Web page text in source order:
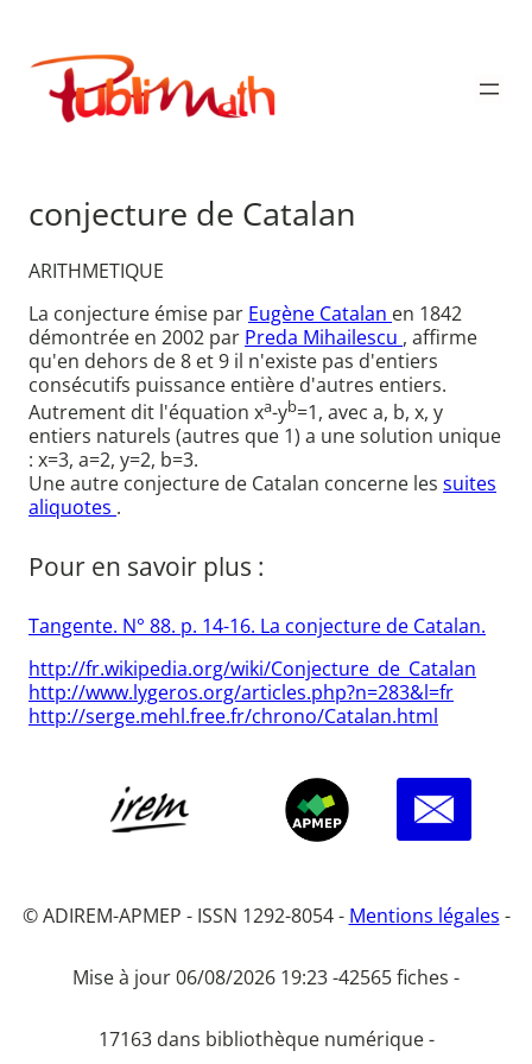
contenu
Publimath
conjecture de Catalan
ARITHMETIQUE
La conjecture émise par Eugène Catalan en 1842
démontrée en 2002 par Preda Mihailescu , affirme
qu'en dehors de 8 et 9 il n'existe pas d'entiers
consécutifs puissance entière d'autres entiers.
Autrement dit l'équation xa-yb=1, avec a, b, x, y
entiers naturels (autres que 1) a une solution unique
: x=3, a=2, y=2, b=3.
Une autre conjecture de Catalan concerne les suites
aliquotes .
Pour en savoir plus :
Tangente. N° 88. p. 14-16. La conjecture de Catalan.
http://fr.wikipedia.org/wiki/Conjecture_de_Catalan
http://www.lygeros.org/articles.php?n=283&l=fr
http://serge.mehl.free.fr/chrono/Catalan.html
© ADIREM-APMEP - ISSN 1292-8054 - Mentions légales -
Mise à jour 06/08/2026 19:23 -42565 fiches -
17163 dans bibliothèque numérique -